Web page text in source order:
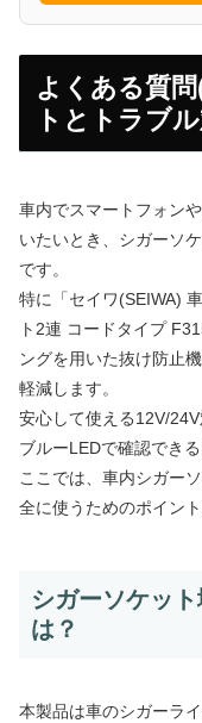
よくある質
トとトラブ
車内でスマートフォン
いたいとき、シガーソ
です。
特に「セイワ(SEIWA)
ト2連 コードタイプ
ングを用いた抜け防止
軽減します。
安心して使える12V/
ブルーLEDで確認でき
ここでは、車内シガー
全に使うためのポイント
シガーソケッ
は？
本製品は車のシガーラ